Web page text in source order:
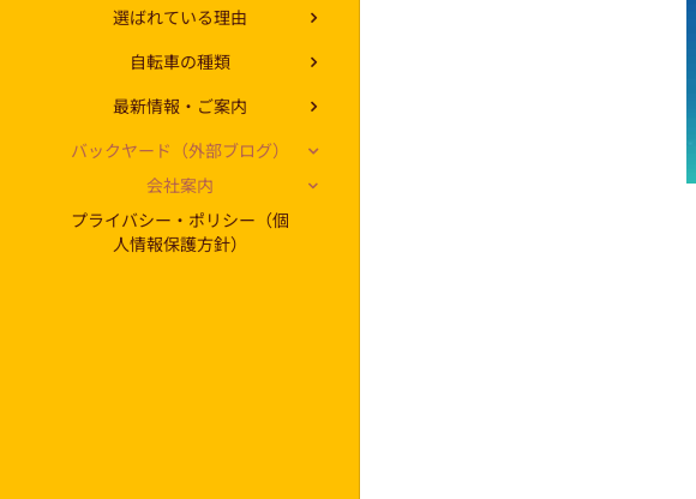
選ばれている理由
自転車の種類
最新情報・ご案内
バックヤード（外部ブログ）
会社案内
プライバシー・ポリシー（個
人情報保護方針）